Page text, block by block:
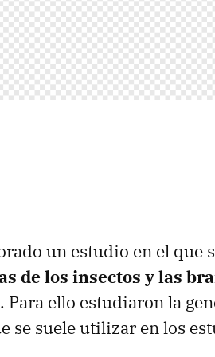
un estudio en el que
de los insectos y las
. Para ello estudiaron la
se suele utilizar en los